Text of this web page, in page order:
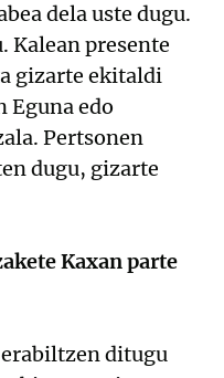
dela uste dugu.
Kalean presente
gizarte ekitaldi
Eguna edo
Pertsonen
dugu, gizarte
Kaxan parte
ditugu